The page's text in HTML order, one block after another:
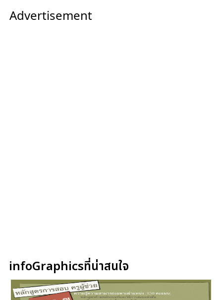
Advertisement
infoGraphicsที่น่าสนใจ